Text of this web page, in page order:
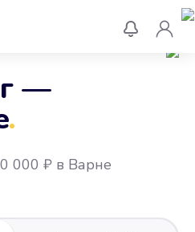
—
.
000 ₽ в Варне